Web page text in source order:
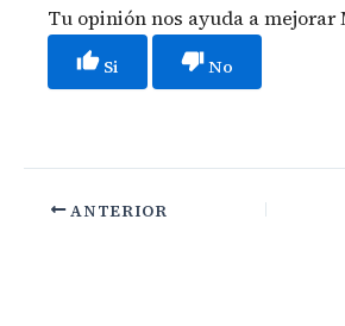
Tu opinión nos ayuda a mejorar
Si No
ANTERIOR